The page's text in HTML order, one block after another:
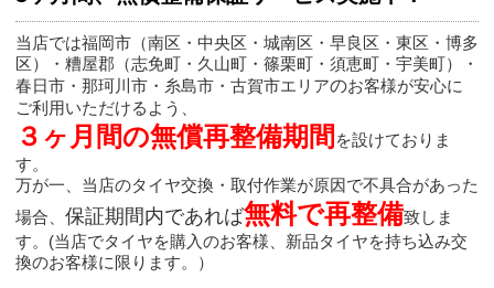
当店では福岡市（南区・中央区・城南区・早良区・東区・博多
区）・糟屋郡（志免町・久山町・篠栗町・須恵町・宇美町）・
春日市・那珂川市・糸島市・古賀市エリアのお客様が安心に
ご利用いただけるよう、
３ヶ月間の無償再整備期間 を設けておりま
す。
万が一、当店のタイヤ交換・取付作業が原因で不具合があった
場合、 保証期間内であれば無料で再整備致しま
す。(当店でタイヤを購入のお客様、新品タイヤを持ち込み交
換のお客様に限ります。）